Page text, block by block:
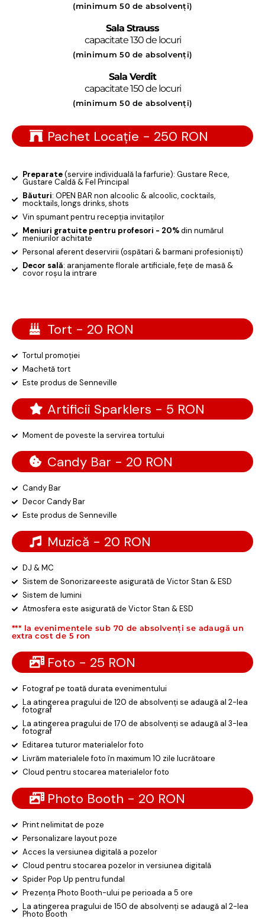
(minimum 50 de absolvenți)
Sala Strauss
capacitate 130 de locuri
(minimum 50 de absolvenți)
Sala Verdit
capacitate 150 de locuri
(minimum 50 de absolvenți)
Pachet Locație - 250 RON
Preparate(servire individuală la farfurie): Gustare Rece,
Gustare Caldă & Fel Principal
Băuturi: OPEN BAR non alcoolic & alcoolic, cocktails,
mocktails, longs drinks, shots
Vin spumant pentru recepția invitaților
Meniuri gratuite pentru profesori - 20%din numărul
meniurilor achitate
Personal aferent deservirii (ospătari & barmani profesioniști)
Decor sală: aranjamente florale artificiale, fețe de masă &
covor roșu la intrare
Tort - 20 RON
Tortul promoției
Machetă tort
Este produs de Senneville
Artificii Sparklers - 5 RON
Moment de poveste la servirea tortului
Candy Bar - 20 RON
Candy Bar
Decor Candy Bar
Este produs de Senneville
Muzică - 20 RON
DJ & MC
Sistem de Sonorizareeste asigurată de Victor Stan & ESD
Sistem de lumini
Atmosfera este asigurată de Victor Stan & ESD
*** la evenimentele sub 70 de absolvenți se adaugă un
extra cost de 5 ron
Foto - 25 RON
Fotograf pe toată durata evenimentului
La atingerea pragului de 120 de absolvenți se adaugă al 2-lea
fotograf
La atingerea pragului de 170 de absolvenți se adaugă al 3-lea
fotograf
Editarea tuturor materialelor foto
Livrăm materialele foto în maximum 10 zile lucrătoare
Cloud pentru stocarea materialelor foto
Photo Booth - 20 RON
Print nelimitat de poze
Personalizare layout poze
Acces la versiunea digitală a pozelor
Cloud pentru stocarea pozelor in versiunea digitală
Spider Pop Up pentru fundal
Prezența Photo Booth-ului pe perioada a 5 ore
La atingerea pragului de 150 de absolvenți se adaugă al 2-lea
Photo Booth